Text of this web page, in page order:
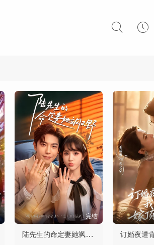
完结
陆先生的命定妻她飒又野